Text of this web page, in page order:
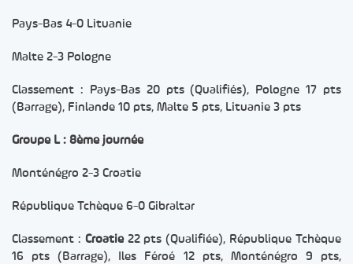
Pays-Bas 4-0 Lituanie
Malte 2-3 Pologne
Classement : Pays-Bas 20 pts (Qualifiés), Pologne 17 pts
(Barrage), Finlande 10 pts, Malte 5 pts, Lituanie 3 pts
Groupe L : 8ème journée
Monténégro 2-3 Croatie
République Tchèque 6-0 Gibraltar
Classement : Croatie22 pts (Qualifiée), République Tchèque
16 pts (Barrage), Iles Féroé 12 pts, Monténégro 9 pts,